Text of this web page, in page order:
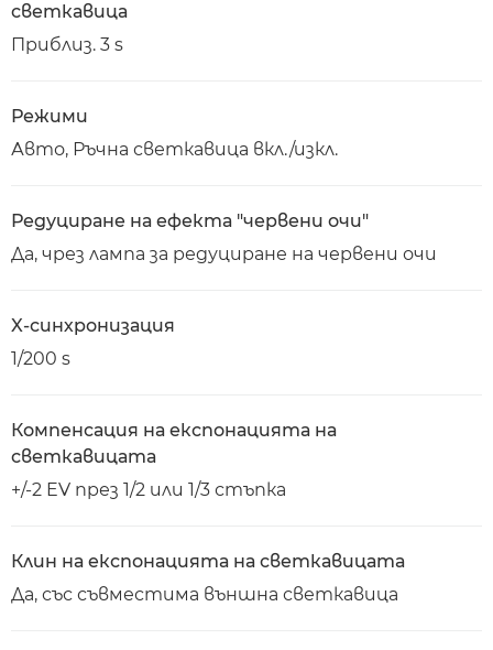
светкавица
Приблиз. 3 s
Режими
Авто, Ръчна светкавица вкл./изкл.
Редуциране на ефекта "червени очи"
Да, чрез лампа за редуциране на червени очи
X-синхронизация
1/200 s
Компенсация на експонацията на
светкавицата
+/-2 EV през 1/2 или 1/3 стъпка
Клин на експонацията на светкавицата
Да, със съвместима външна светкавица